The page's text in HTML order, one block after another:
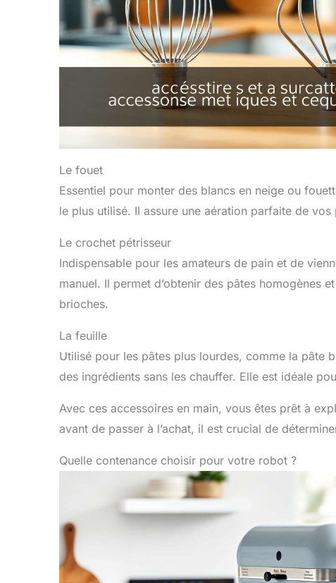
Le fouet
Essentiel pour monter des blancs en neige ou
le plus utilisé. Il assure une aération parfaite de
Le crochet pétrisseur
Indispensable pour les amateurs de pain et de
manuel. Il permet d’obtenir des pâtes homogènes
brioches.
La feuille
Utilisé pour les pâtes plus lourdes, comme la pâte
des ingrédients sans les chauffer. Elle est idéale
Avec ces accessoires en main, vous êtes prêt à
avant de passer à l’achat, il est crucial de
Quelle contenance choisir pour votre robot ?